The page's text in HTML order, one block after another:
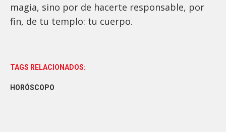
magia, sino por de hacerte responsable, por
fin, de tu templo: tu cuerpo.
TAGS RELACIONADOS:
HORÓSCOPO